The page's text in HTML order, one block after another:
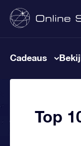
Cadeaus
Top